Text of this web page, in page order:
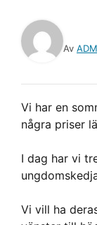
Av
Vi har en
några priser
I dag har vi
Vi vill ha